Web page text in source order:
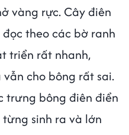
vàng rực. Cây điên
theo các bờ ranh
triển rất nhanh,
cho bông rất sai.
trưng bông điên điển
sinh ra và lớn